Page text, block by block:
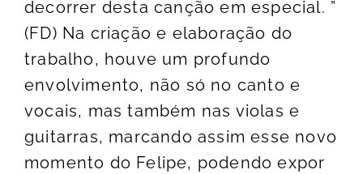
decorrer desta canção em especial. ”
(FD) Na criação e elaboração do
trabalho, houve um profundo
envolvimento, não só no canto e
vocais, mas também nas violas e
guitarras, marcando assim esse novo
momento do Felipe, podendo expor